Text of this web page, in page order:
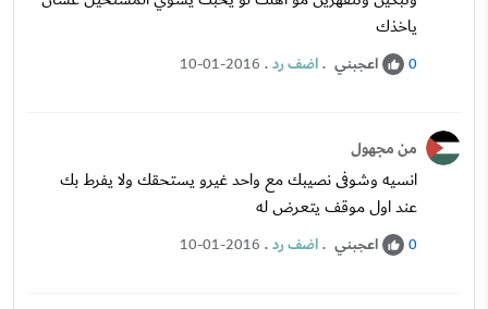
ياخذك
0 اعجبني .اضف رد.
10-01-2016
من مجهول
انسيه وشوفى نصيبك مع واحد غيرو يستحقك ولا يفرط بك
عند اول موقف يتعرض له
0 اعجبني .اضف رد.
10-01-2016